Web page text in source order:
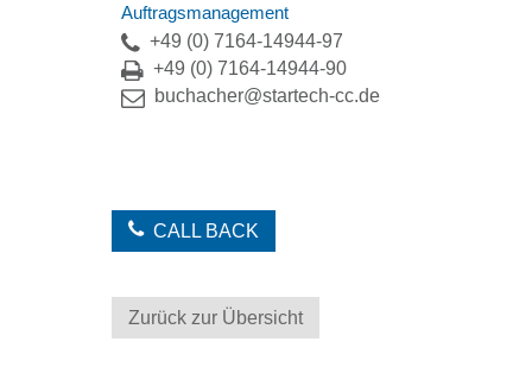
Auftragsmanagement
+49 (0) 7164-14944-97
+49 (0) 7164-14944-90
buchacher@startech-cc.de
CALL BACK
Zurück zur Übersicht